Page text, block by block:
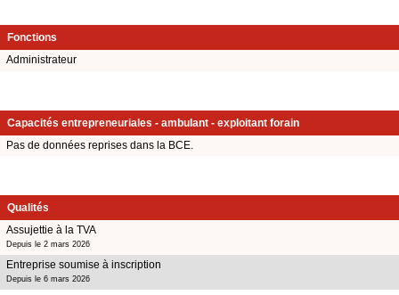
Fonctions
Administrateur
Capacités entrepreneuriales - ambulant - exploitant forain
Pas de données reprises dans la BCE.
Qualités
Assujettie à la TVA
Depuis le 2 mars 2026
Entreprise soumise à inscription
Depuis le 6 mars 2026